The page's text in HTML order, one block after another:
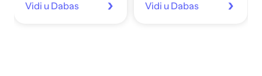
Vidi u Dabas Vidi u Dabas